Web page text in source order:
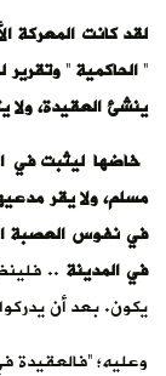
لقد كانت المعركة
”الحاكمية”
ينشئ العقيدة،
خاضها ليثبت في
مسلم، ولا يقر
في نفوس العصبة
في المدينة ..
يكون. بعد أن
وعليه؛ “فالعقيدة